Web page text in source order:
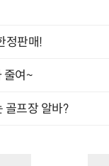
정판매!
여~
골프장 알바?